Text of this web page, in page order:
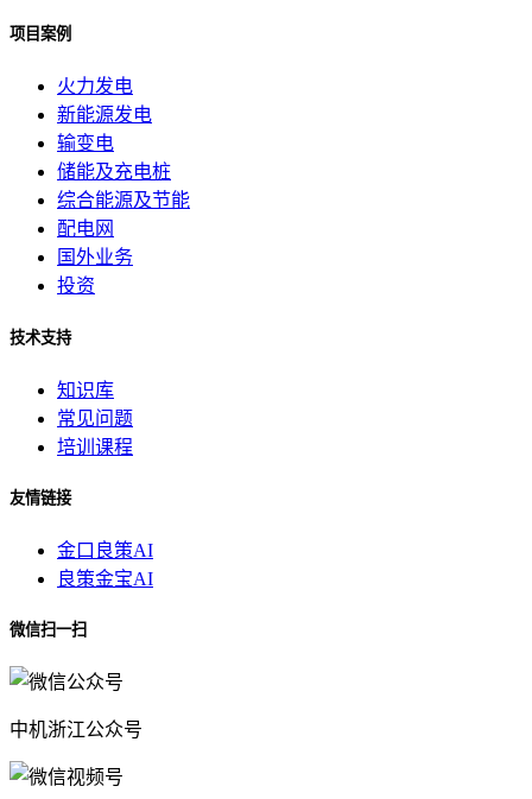
项目案例
火力发电
新能源发电
输变电
储能及充电桩
综合能源及节能
配电网
国外业务
投资
技术支持
知识库
常见问题
培训课程
友情链接
金口良策AI
良策金宝AI
微信扫一扫
中机浙江公众号